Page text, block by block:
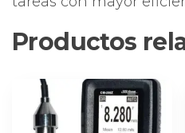
Productos